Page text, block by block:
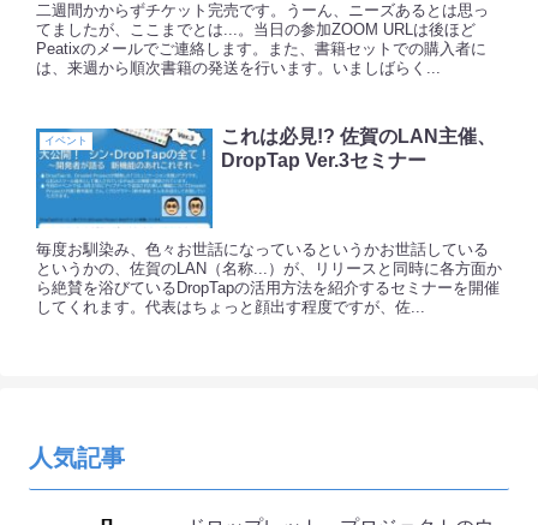
二週間かからずチケット完売です。うーん、ニーズあるとは思っ
てましたが、ここまでとは...。当日の参加ZOOM URLは後ほど
Peatixのメールでご連絡します。また、書籍セットでの購入者に
は、来週から順次書籍の発送を行います。いましばらく...
イベント
これは必見!? 佐賀のLAN主催、
DropTap Ver.3セミナー
毎度お馴染み、色々お世話になっているというかお世話している
というかの、佐賀のLAN（名称...）が、リリースと同時に各方面か
ら絶賛を浴びているDropTapの活用方法を紹介するセミナーを開催
してくれます。代表はちょっと顔出す程度ですが、佐...
人気記事